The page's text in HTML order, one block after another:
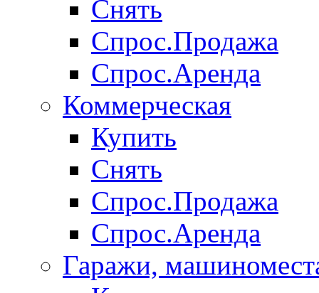
Снять
Спрос.Продажа
Спрос.Аренда
Коммерческая
Купить
Снять
Спрос.Продажа
Спрос.Аренда
Гаражи,